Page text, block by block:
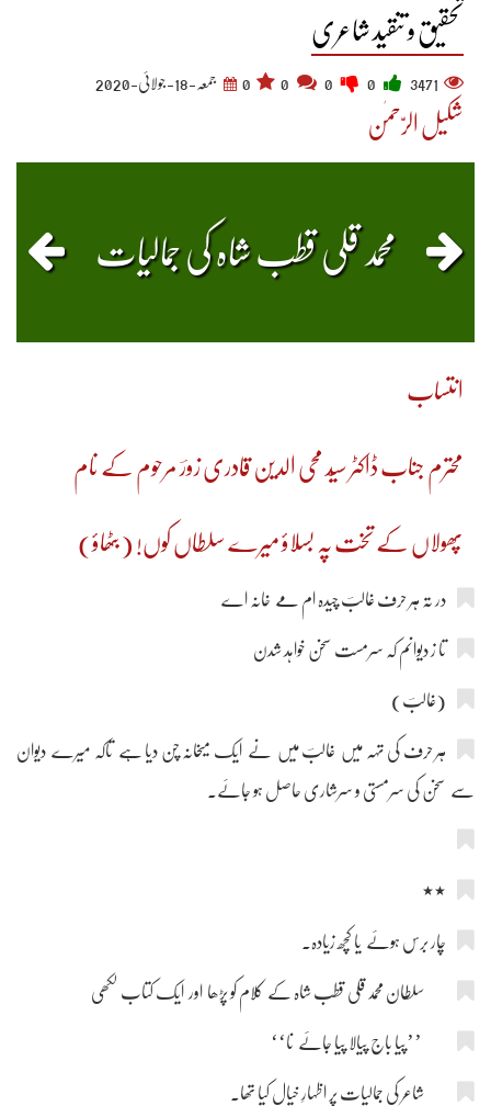
تحقیق و تنقید شاعری
3471
0 جمعہ-18-جولائی-2020
شکیل الرّحمٰن
محمد قلی قطب شاہ کی جمالیات
انتساب
محترم جناب ڈاکٹر سیّد محی الدین قادری زورؔ مرحوم کے نام
پھولاں کے تخت پہ بسلاؤ میرے سلطاں کوں! (بٹھاؤ)
در تہ ہر حرف غالبؔ چیدہ ام مے خانہ اے
تا ز دیوانم کہ سرمست سخن خواہد شدن
(غالبؔ)
ہر حرف کی تہہ میں غالبؔ میں نے ایک میخانہ چن دیا ہے تاکہ میرے دیوان
سے سخن کی سرمستی و سرشاری حاصل ہو جائے۔
٭٭
چار برس ہوئے یا کچھ زیادہ۔
سلطان محمد قلی قطب شاہ کے کلام کو پڑھا اور ایک کتاب لکھی
’’پیا باج پیالا پیا جائے نا‘‘
شاعر کی جمالیات پر اظہارِ خیال کیا تھا۔